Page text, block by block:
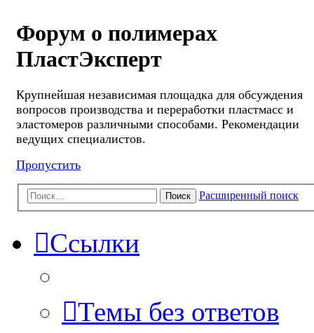
Форум о полимерах
ПластЭксперт
Крупнейшая независимая площадка для обсуждения
вопросов производства и переработки пластмасс и
эластомеров различными способами. Рекомендации
ведущих специалистов.
Пропустить
Поиск Расширенный поиск
Ссылки
Темы без ответов